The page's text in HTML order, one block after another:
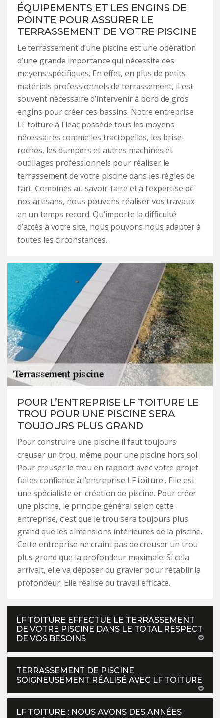
ÉQUIPEMENTS ET LES ENGINS DE
POINTE POUR ASSURER LE
TERRASSEMENT DE VOTRE PISCINE
Le terrassement d’une piscine est une opération
d’une grande importance qui nécessite des
moyens spécifiques. En effet, en plus de petits
matériels professionnels de terrassement, il est
souvent nécessaire d’intervenir à bord de gros
engins pour créer ces bassins. Notre entreprise
LF toiture à Fleac possède tous les moyens
nécessaires comme les tractopelles, les brise-
roches, les dumpers et autres machines et
outillages professionnels pour réaliser le
terrassement de votre piscine dans les règles de
l’art. Combinés au savoir-faire et à l’expertise de
nos artisans, nous pouvons réaliser vos travaux
en un temps record. Qu’importe la difficulté
d’accès à votre site, nous pouvons nous adapter à
toutes les circonstances.
POUR L’ENTREPRISE LF TOITURE LE
TROU POUR UNE PISCINE SERA
TOUJOURS PLUS GRAND
Pour construire une piscine il faut toujours
creuser un trou, même pour une piscine hors sol.
Pour creuser le trou en rapport avec votre projet
faites confiance à l’entreprise LF toiture . Elle est
une spécialiste en création de piscine. Pour créer
une piscine, le principe général selon cette
entreprise, c’est que le trou sera toujours plus
grand que les dimensions intérieures de la piscine.
Cette entreprise ne craint pas de creuser un trou
plus grand que la profondeur maximale. Si cela
arrivait, elle va déposer du gravier pour rétablir la
profondeur. Elle réalise du travail efficace.
LF TOITURE EFFECTUE LE TERRASSEMENT
DE VOTRE PISCINE DANS LE TOTAL RESPECT
DE VOS BESOINS
TERRASSEMENT DE PISCINE
SOIGNEUSEMENT RÉALISÉ AVEC LF TOITURE
LF TOITURE : NOUS AVONS DES ANNÉES